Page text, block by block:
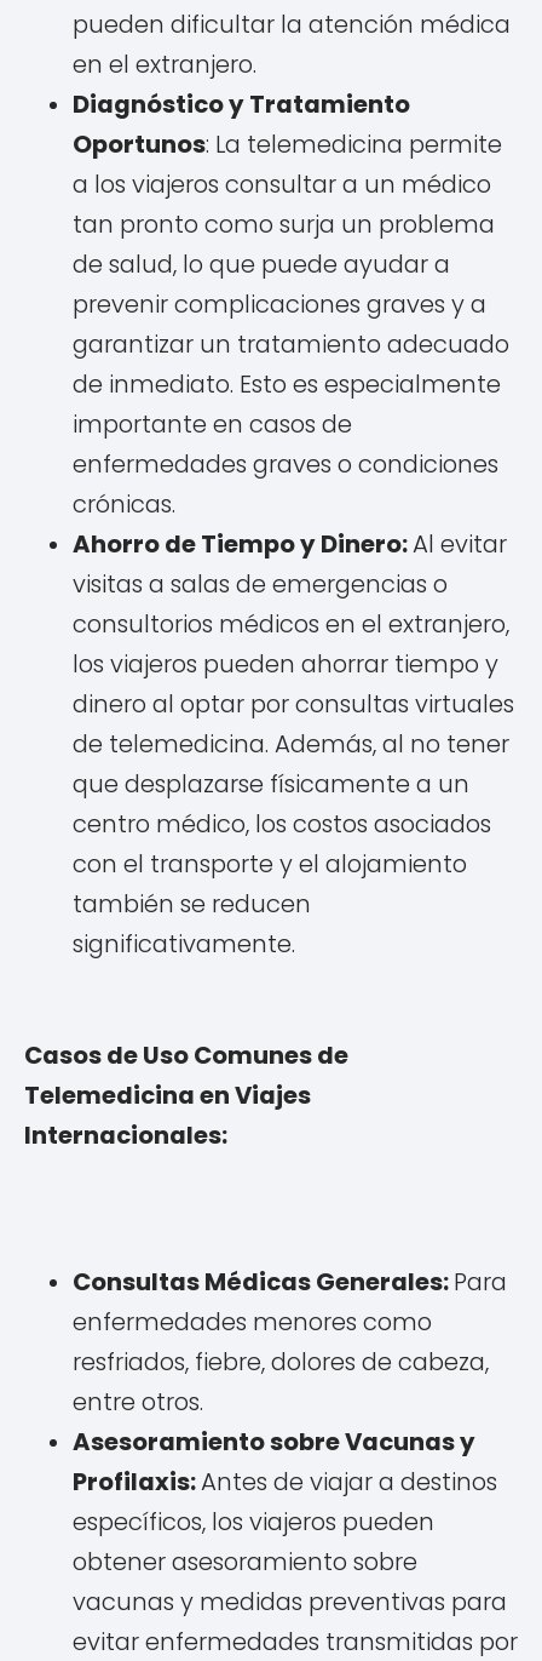
pueden dificultar la atención médica
en el extranjero.
Diagnóstico y Tratamiento
Oportunos: La telemedicina permite
a los viajeros consultar a un médico
tan pronto como surja un problema
de salud, lo que puede ayudar a
prevenir complicaciones graves y a
garantizar un tratamiento adecuado
de inmediato. Esto es especialmente
importante en casos de
enfermedades graves o condiciones
crónicas.
Ahorro de Tiempo y Dinero:Al evitar
visitas a salas de emergencias o
consultorios médicos en el extranjero,
los viajeros pueden ahorrar tiempo y
dinero al optar por consultas virtuales
de telemedicina. Además, al no tener
que desplazarse físicamente a un
centro médico, los costos asociados
con el transporte y el alojamiento
también se reducen
significativamente.
Casos de Uso Comunes de
Telemedicina en Viajes
Internacionales:
Consultas Médicas Generales:Para
enfermedades menores como
resfriados, fiebre, dolores de cabeza,
entre otros.
Asesoramiento sobre Vacunas y
Profilaxis:Antes de viajar a destinos
específicos, los viajeros pueden
obtener asesoramiento sobre
vacunas y medidas preventivas para
evitar enfermedades transmitidas por